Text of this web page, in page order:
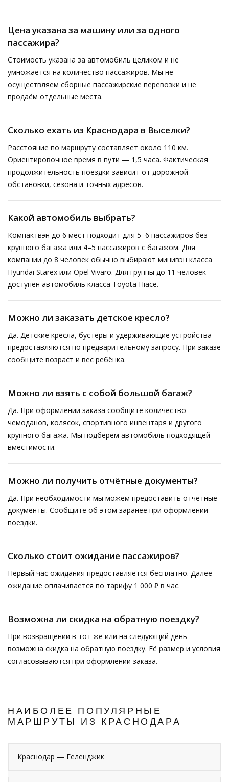
Цена указана за машину или за одного
пассажира?
Стоимость указана за автомобиль целиком и не
умножается на количество пассажиров. Мы не
осуществляем сборные пассажирские перевозки и не
продаём отдельные места.
Сколько ехать из Краснодара в Выселки?
Расстояние по маршруту составляет около 110 км.
Ориентировочное время в пути — 1,5 часа. Фактическая
продолжительность поездки зависит от дорожной
обстановки, сезона и точных адресов.
Какой автомобиль выбрать?
Компактвэн до 6 мест подходит для 5–6 пассажиров без
крупного багажа или 4–5 пассажиров с багажом. Для
компании до 8 человек обычно выбирают минивэн класса
Hyundai Starex или Opel Vivaro. Для группы до 11 человек
доступен автомобиль класса Toyota Hiace.
Можно ли заказать детское кресло?
Да. Детские кресла, бустеры и удерживающие устройства
предоставляются по предварительному запросу. При заказе
сообщите возраст и вес ребёнка.
Можно ли взять с собой большой багаж?
Да. При оформлении заказа сообщите количество
чемоданов, колясок, спортивного инвентаря и другого
крупного багажа. Мы подберём автомобиль подходящей
вместимости.
Можно ли получить отчётные документы?
Да. При необходимости мы можем предоставить отчётные
документы. Сообщите об этом заранее при оформлении
поездки.
Сколько стоит ожидание пассажиров?
Первый час ожидания предоставляется бесплатно. Далее
ожидание оплачивается по тарифу 1 000 ₽ в час.
Возможна ли скидка на обратную поездку?
При возвращении в тот же или на следующий день
возможна скидка на обратную поездку. Её размер и условия
согласовываются при оформлении заказа.
НАИБОЛЕЕ ПОПУЛЯРНЫЕ
МАРШРУТЫ ИЗ КРАСНОДАРА
Краснодар — Геленджик